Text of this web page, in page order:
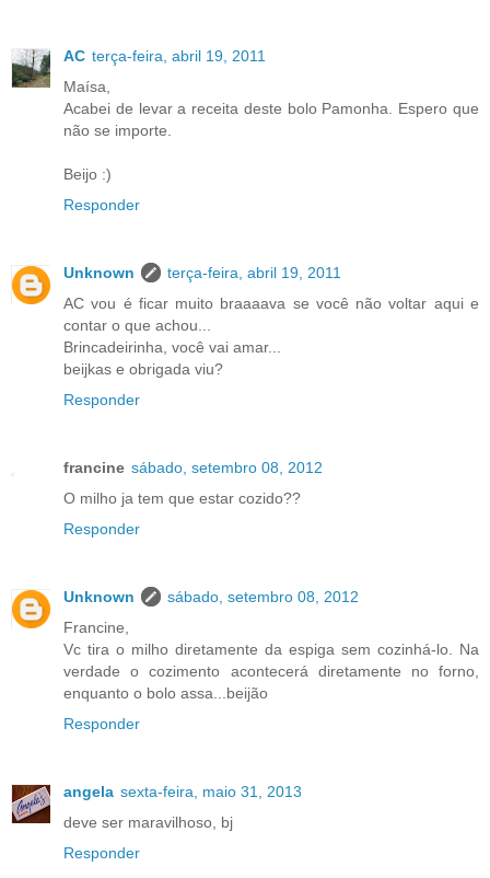
AC terça-feira, abril 19, 2011
Maísa,
Acabei de levar a receita deste bolo Pamonha. Espero que
não se importe.
Beijo :)
Responder
Unknown
terça-feira, abril 19, 2011
AC vou é ficar muito braaaava se você não voltar aqui e
contar o que achou...
Brincadeirinha, você vai amar...
beijkas e obrigada viu?
Responder
francine sábado, setembro 08, 2012
O milho ja tem que estar cozido??
Responder
Unknown
sábado, setembro 08, 2012
Francine,
Vc tira o milho diretamente da espiga sem cozinhá-lo. Na
verdade o cozimento acontecerá diretamente no forno,
enquanto o bolo assa...beijão
Responder
angela sexta-feira, maio 31, 2013
deve ser maravilhoso, bj
Responder